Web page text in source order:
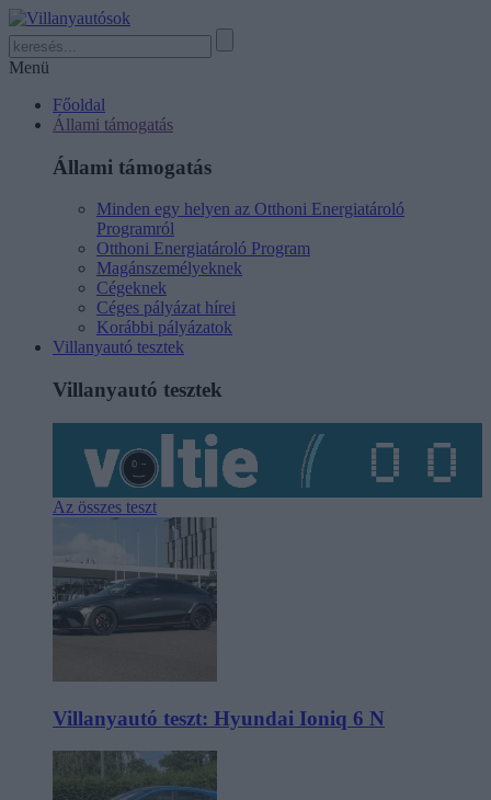
Menü
Főoldal
Állami támogatás
Állami támogatás
Minden egy helyen az Otthoni Energiatároló
Programról
Otthoni Energiatároló Program
Magánszemélyeknek
Cégeknek
Céges pályázat hírei
Korábbi pályázatok
Villanyautó tesztek
Villanyautó tesztek
Az összes teszt
Villanyautó teszt: Hyundai Ioniq 6 N